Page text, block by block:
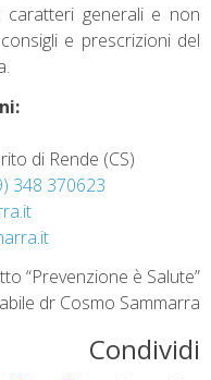
generali e non
e prescrizioni del
di Rende (CS)
348 370623
“Prevenzione è Salute”
dr Cosmo Sammarra
Condividi